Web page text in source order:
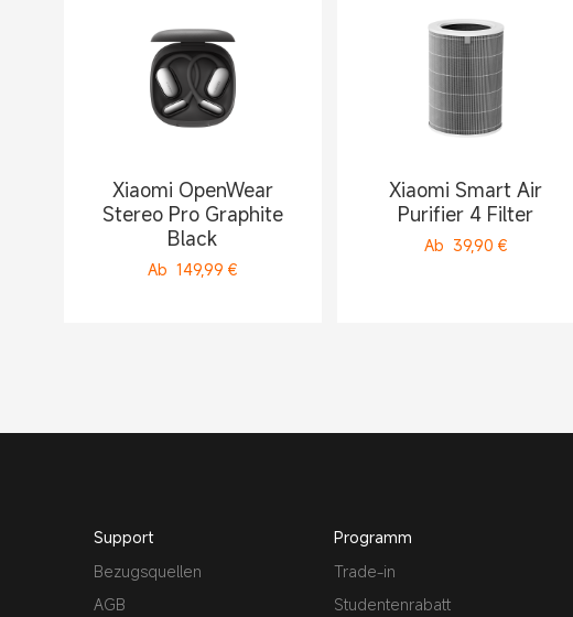
Xiaomi OpenWear
Stereo Pro Graphite
Black
Ab 149,99 €
Xiaomi Smart Air
Purifier 4 Filter
Ab 39,90 €
Support
Bezugsquellen
AGB
Programm
Trade-in
Studentenrabatt